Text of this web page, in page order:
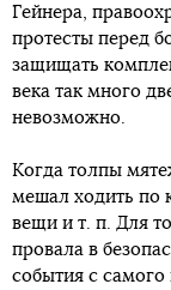
Гейнера,
протесты перед
защищать
века так много
невозможно.
Когда толпы
мешал ходить по
вещи и т. п. Для
провала в
события с самого